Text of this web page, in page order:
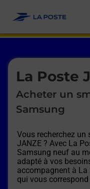
La Poste
Acheter un
Samsung
Vous recherchez
JANZE ? Avec La
Samsung neuf au
adapté à vos
accompagnent à La
qui vous
Le lien s'ouvre dans